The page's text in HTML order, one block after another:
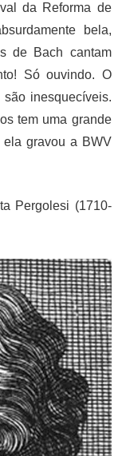
da Reforma de
bela,
de Bach cantam
Só ouvindo. O
inesquecíveis.
tem uma grande
gravou a BWV
Pergolesi (1710-